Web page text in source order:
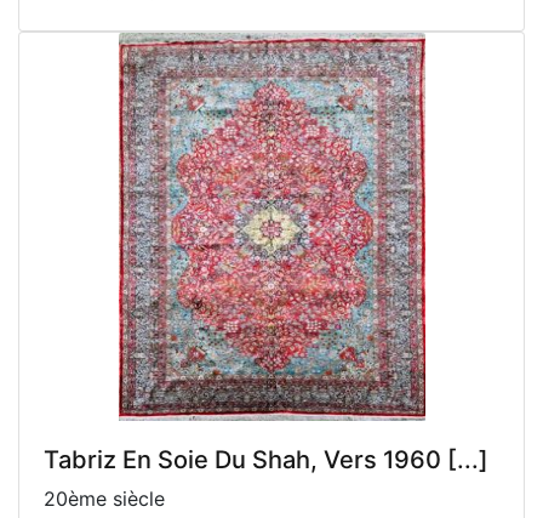
Tabriz En Soie Du Shah, Vers 1960 [...]
20ème siècle